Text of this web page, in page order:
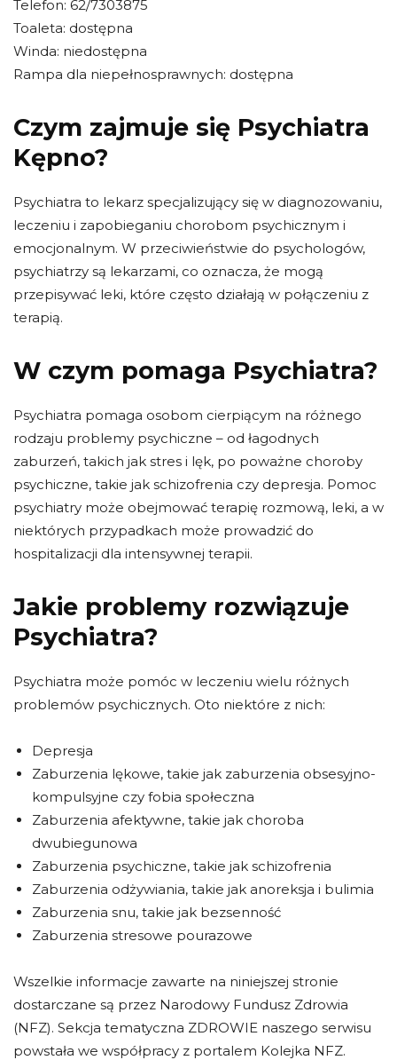
Telefon: 62/7303875
Toaleta: dostępna
Winda: niedostępna
Rampa dla niepełnosprawnych: dostępna
Czym zajmuje się Psychiatra
Kępno?
Psychiatra to lekarz specjalizujący się w diagnozowaniu,
leczeniu i zapobieganiu chorobom psychicznym i
emocjonalnym. W przeciwieństwie do psychologów,
psychiatrzy są lekarzami, co oznacza, że ​​mogą
przepisywać leki, które często działają w połączeniu z
terapią.
W czym pomaga Psychiatra?
Psychiatra pomaga osobom cierpiącym na różnego
rodzaju problemy psychiczne – od łagodnych
zaburzeń, takich jak stres i lęk, po poważne choroby
psychiczne, takie jak schizofrenia czy depresja. Pomoc
psychiatry może obejmować terapię rozmową, leki, a w
niektórych przypadkach może prowadzić do
hospitalizacji dla intensywnej terapii.
Jakie problemy rozwiązuje
Psychiatra?
Psychiatra może pomóc w leczeniu wielu różnych
problemów psychicznych. Oto niektóre z nich:
Depresja
Zaburzenia lękowe, takie jak zaburzenia obsesyjno-
kompulsyjne czy fobia społeczna
Zaburzenia afektywne, takie jak choroba
dwubiegunowa
Zaburzenia psychiczne, takie jak schizofrenia
Zaburzenia odżywiania, takie jak anoreksja i bulimia
Zaburzenia snu, takie jak bezsenność
Zaburzenia stresowe pourazowe
Wszelkie informacje zawarte na niniejszej stronie
dostarczane są przez Narodowy Fundusz Zdrowia
(NFZ). Sekcja tematyczna ZDROWIE naszego serwisu
powstała we współpracy z portalem Kolejka NFZ.